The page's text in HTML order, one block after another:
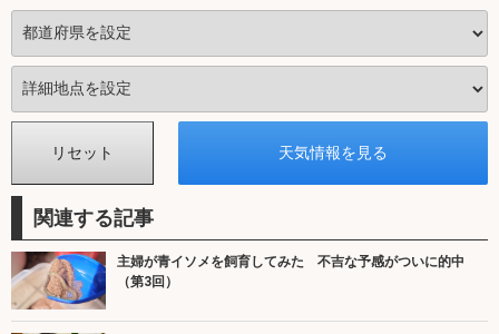
関連する記事
主婦が青イソメを飼育してみた 不吉な予感がついに的中
（第3回）